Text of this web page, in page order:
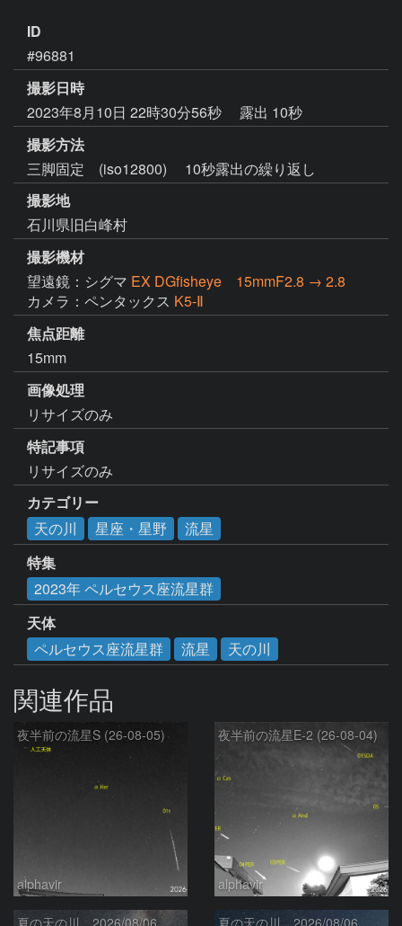
ID
#96881
撮影日時
2023年8月10日 22時30分56秒
露出 10秒
撮影方法
三脚固定 (iso12800) 10秒露出の繰り返し
撮影地
石川県旧白峰村
撮影機材
望遠鏡：シグマ EX DGfisheye 15mmF2.8 → 2.8
カメラ：ペンタックス K5-Ⅱ
焦点距離
15mm
画像処理
リサイズのみ
特記事項
リサイズのみ
カテゴリー
天の川
星座・星野
流星
特集
2023年 ペルセウス座流星群
天体
ペルセウス座流星群
流星 天の川
関連作品
夜半前の流星S (26-08-05)
alphavir
夜半前の流星E-2 (26-08-04)
alphavir
夏の天の川 2026/08/06 夏の天の川 2026/08/06